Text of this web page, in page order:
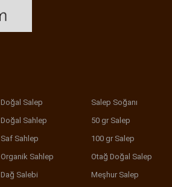
Doğal Salep
Doğal Sahlep
Saf Sahlep
Organik Sahlep
Dağ Salebi
Salep Soğanı
50 gr Salep
100 gr Salep
Otağ Doğal Salep
Meşhur Salep